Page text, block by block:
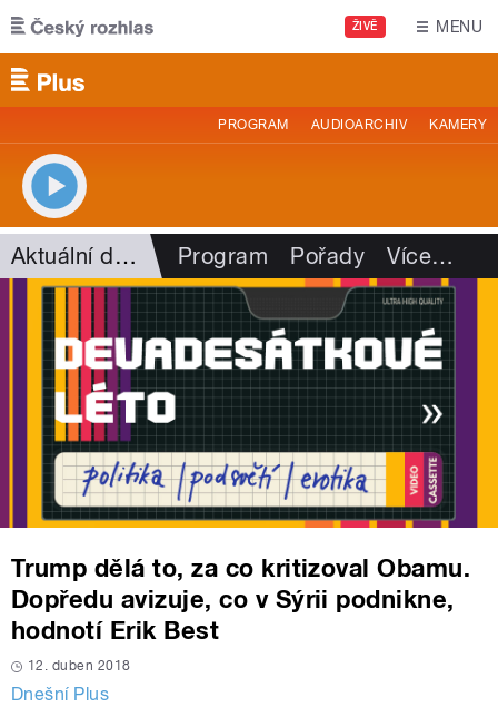
Přejít k hlavnímu obsahu
ŽIVĚ MENU
PROGRAM AUDIOARCHIV KAMERY
Aktuální dění Program Pořady Více…
Trump dělá to, za co kritizoval Obamu.
Dopředu avizuje, co v Sýrii podnikne,
hodnotí Erik Best
12. duben 2018
Dnešní Plus